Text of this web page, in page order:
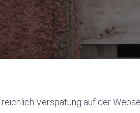
Verspätung auf der